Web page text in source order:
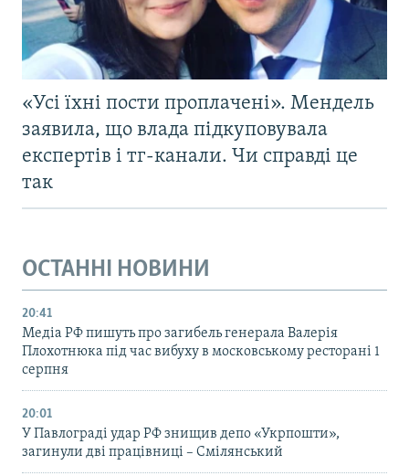
«Усі їхні пости проплачені». Мендель
заявила, що влада підкуповувала
експертів і тг-канали. Чи справді це
так
ОСТАННІ НОВИНИ
20:41
Медіа РФ пишуть про загибель генерала Валерія
Плохотнюка під час вибуху в московському ресторані 1
серпня
20:01
У Павлограді удар РФ знищив депо «Укрпошти»,
загинули дві працівниці – Смілянський